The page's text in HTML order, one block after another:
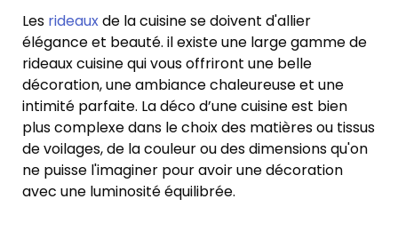
Les rideauxde la cuisine se doivent d'allier
élégance et beauté. il existe une large gamme de
rideaux cuisine qui vous offriront une belle
décoration, une ambiance chaleureuse et une
intimité parfaite. La déco d’une cuisine est bien
plus complexe dans le choix des matières ou tissus
de voilages, de la couleur ou des dimensions qu'on
ne puisse l'imaginer pour avoir une décoration
avec une luminosité équilibrée.